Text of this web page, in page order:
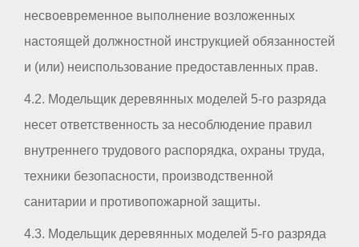
несвоевременное выполнение возложенных
настоящей должностной инструкцией обязанностей
и (или) неиспользование предоставленных прав.
4.2. Модельщик деревянных моделей 5-го разряда
несет ответственность за несоблюдение правил
внутреннего трудового распорядка, охраны труда,
техники безопасности, производственной
санитарии и противопожарной защиты.
4.3. Модельщик деревянных моделей 5-го разряда